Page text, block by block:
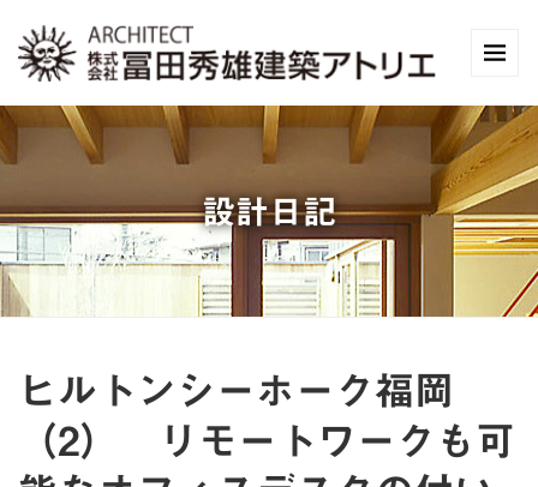
設計日記
ヒルトンシーホーク福岡
（2） リモートワークも可